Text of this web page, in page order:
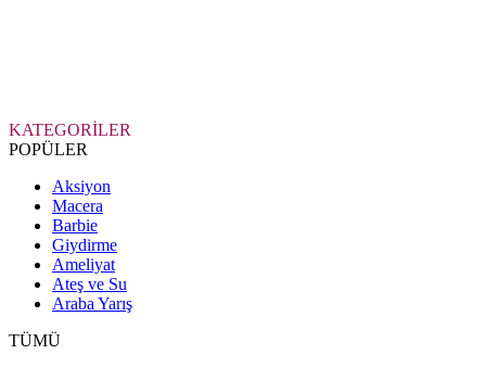
KATEGORİLER
POPÜLER
Aksiyon
Macera
Barbie
Giydirme
Ameliyat
Ateş ve Su
Araba Yarış
TÜMÜ